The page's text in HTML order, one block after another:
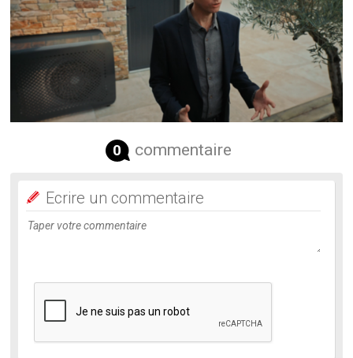
0 commentaire
Ecrire un commentaire